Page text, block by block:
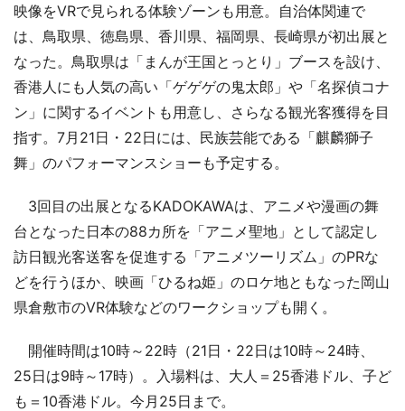
映像をVRで見られる体験ゾーンも用意。自治体関連で
は、鳥取県、徳島県、香川県、福岡県、長崎県が初出展と
なった。鳥取県は「まんが王国とっとり」ブースを設け、
香港人にも人気の高い「ゲゲゲの鬼太郎」や「名探偵コナ
ン」に関するイベントも用意し、さらなる観光客獲得を目
指す。7月21日・22日には、民族芸能である「麒麟獅子
舞」のパフォーマンスショーも予定する。
3回目の出展となるKADOKAWAは、アニメや漫画の舞
台となった日本の88カ所を「アニメ聖地」として認定し
訪日観光客送客を促進する「アニメツーリズム」のPRな
どを行うほか、映画「ひるね姫」のロケ地ともなった岡山
県倉敷市のVR体験などのワークショップも開く。
開催時間は10時～22時（21日・22日は10時～24時、
25日は9時～17時）。入場料は、大人＝25香港ドル、子ど
も＝10香港ドル。今月25日まで。